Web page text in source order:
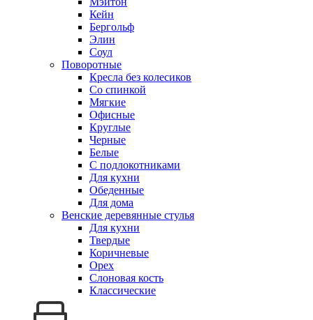
Кейн
Бергольф
Элин
Соул
Поворотные
Кресла без колесиков
Со спинкой
Мягкие
Офисные
Круглые
Черные
Белые
С подлокотниками
Для кухни
Обеденные
Для дома
Венские деревянные стулья
Для кухни
Твердые
Коричневые
Орех
Слоновая кость
Классические